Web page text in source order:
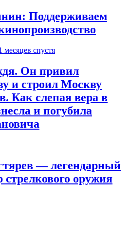
Поддерживаем
месяцев спустя
Он привил
и строил Москву
Как слепая вера в
и погубила
— легендарный
стрелкового оружия